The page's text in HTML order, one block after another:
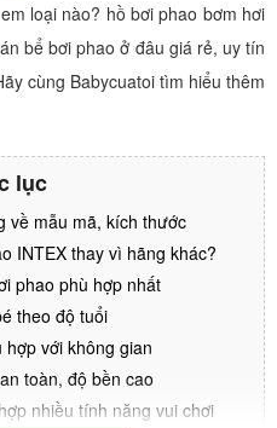
loại nào? hồ bơi phao bơm hơi
bể bơi phao ở đâu giá rẻ, uy tín
cùng Babycuatoi tìm hiểu thêm
lục
về mẫu mã, kích thước
INTEX thay vì hãng khác?
phao phù hợp nhất
theo độ tuổi
với không gian
toàn, độ bền cao
nhiều tính năng vui chơi